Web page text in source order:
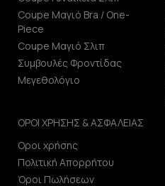
Coupe Μαγιό Bra / One-
Piece
Coupe Μαγιό Σλιπ
Συμβουλές Φροντίδας
Μεγεθολόγιο
ΟΡΟΙ ΧΡΗΣΗΣ & ΑΣΦΑΛΕΙΑΣ
Οροι χρήσης
Πολιτική Απορρήτου
Όροι Πωλήσεων